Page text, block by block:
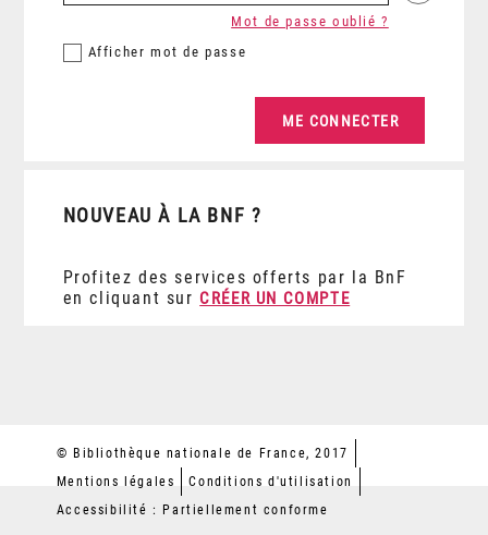
Afficher mot de passe
Mot de passe oublié ?
NOUVEAU À LA BNF ?
Profitez des services offerts par la BnF
en cliquant sur CRÉER UN COMPTE
© Bibliothèque nationale de France, 2017
Mentions légales
Conditions d'utilisation
Accessibilité : Partiellement conforme